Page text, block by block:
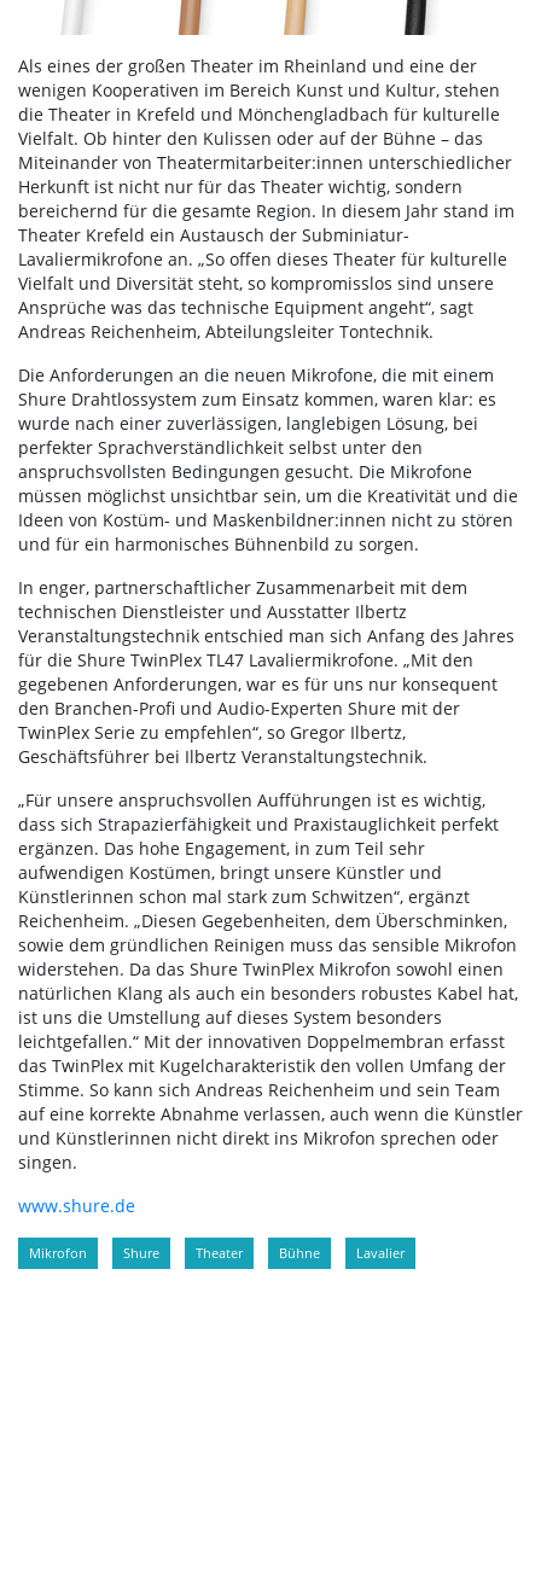
Als eines der großen Theater im Rheinland und eine der
wenigen Kooperativen im Bereich Kunst und Kultur, stehen
die Theater in Krefeld und Mönchengladbach für kulturelle
Vielfalt. Ob hinter den Kulissen oder auf der Bühne – das
Miteinander von Theatermitarbeiter:innen unterschiedlicher
Herkunft ist nicht nur für das Theater wichtig, sondern
bereichernd für die gesamte Region. In diesem Jahr stand im
Theater Krefeld ein Austausch der Subminiatur-
Lavaliermikrofone an. „So offen dieses Theater für kulturelle
Vielfalt und Diversität steht, so kompromisslos sind unsere
Ansprüche was das technische Equipment angeht“, sagt
Andreas Reichenheim, Abteilungsleiter Tontechnik.
Die Anforderungen an die neuen Mikrofone, die mit einem
Shure Drahtlossystem zum Einsatz kommen, waren klar: es
wurde nach einer zuverlässigen, langlebigen Lösung, bei
perfekter Sprachverständlichkeit selbst unter den
anspruchsvollsten Bedingungen gesucht. Die Mikrofone
müssen möglichst unsichtbar sein, um die Kreativität und die
Ideen von Kostüm- und Maskenbildner:innen nicht zu stören
und für ein harmonisches Bühnenbild zu sorgen.
In enger, partnerschaftlicher Zusammenarbeit mit dem
technischen Dienstleister und Ausstatter Ilbertz
Veranstaltungstechnik entschied man sich Anfang des Jahres
für die Shure TwinPlex TL47 Lavaliermikrofone. „Mit den
gegebenen Anforderungen, war es für uns nur konsequent
den Branchen-Profi und Audio-Experten Shure mit der
TwinPlex Serie zu empfehlen“, so Gregor Ilbertz,
Geschäftsführer bei Ilbertz Veranstaltungstechnik.
„Für unsere anspruchsvollen Aufführungen ist es wichtig,
dass sich Strapazierfähigkeit und Praxistauglichkeit perfekt
ergänzen. Das hohe Engagement, in zum Teil sehr
aufwendigen Kostümen, bringt unsere Künstler und
Künstlerinnen schon mal stark zum Schwitzen“, ergänzt
Reichenheim. „Diesen Gegebenheiten, dem Überschminken,
sowie dem gründlichen Reinigen muss das sensible Mikrofon
widerstehen. Da das Shure TwinPlex Mikrofon sowohl einen
natürlichen Klang als auch ein besonders robustes Kabel hat,
ist uns die Umstellung auf dieses System besonders
leichtgefallen.“ Mit der innovativen Doppelmembran erfasst
das TwinPlex mit Kugelcharakteristik den vollen Umfang der
Stimme. So kann sich Andreas Reichenheim und sein Team
auf eine korrekte Abnahme verlassen, auch wenn die Künstler
und Künstlerinnen nicht direkt ins Mikrofon sprechen oder
singen.
www.shure.de
Mikrofon Shure Theater Bühne Lavalier